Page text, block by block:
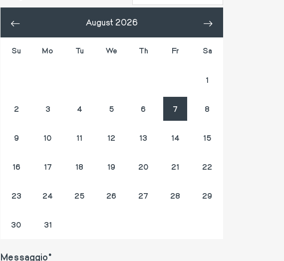
« August 2026 »
Su Mo Tu We Th Fr Sa
1
2 3 4 5 6 7 8
9 10 11 12 13 14 15
16 17 18 19 20 21 22
23 24 25 26 27 28 29
30 31
Messaggio